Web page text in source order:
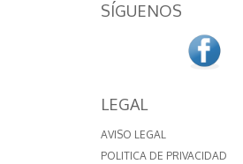
SÍGUENOS
LEGAL
AVISO LEGAL
POLITICA DE PRIVACIDAD